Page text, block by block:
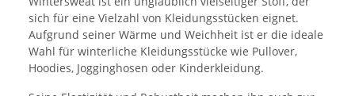
sich für eine Vielzahl von Kleidungsstücken eignet.
Aufgrund seiner Wärme und Weichheit ist er die ideale
Wahl für winterliche Kleidungsstücke wie Pullover,
Hoodies, Jogginghosen oder Kinderkleidung.